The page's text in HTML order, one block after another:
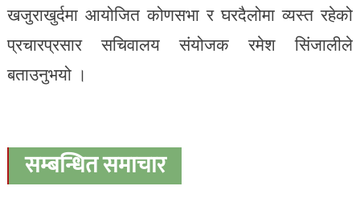
खजुराखुर्दमा आयोजित कोणसभा र घरदैलोमा व्यस्त रहेको
प्रचारप्रसार सचिवालय संयोजक रमेश सिंजालीले
बताउनुभयो ।
सम्बन्धित समाचार